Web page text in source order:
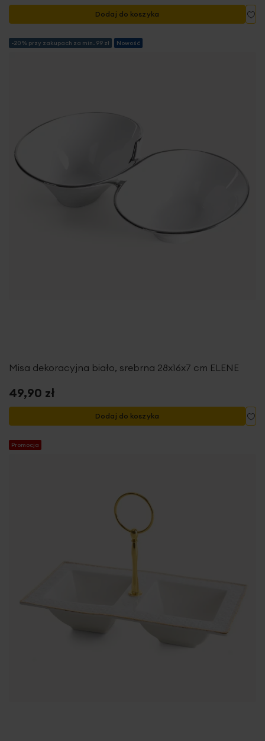
Dodaj do koszyka
-20% przy zakupach za min. 99 zł Nowość
Misa dekoracyjna biało, srebrna 28x16x7 cm ELENE
49,90 zł
Dodaj do koszyka
Promocja